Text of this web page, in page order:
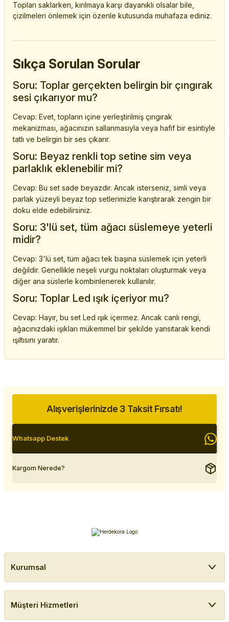
Topları saklarken, kırılmaya karşı dayanıklı olsalar bile,
çizilmeleri önlemek için özenle kutusunda muhafaza ediniz.
Sıkça Sorulan Sorular
Soru: Toplar gerçekten belirgin bir çıngırak
sesi çıkarıyor mu?
Cevap: Evet, topların içine yerleştirilmiş çıngırak
mekanizması, ağacınızın sallanmasıyla veya hafif bir esintiyle
tatlı ve belirgin bir ses çıkarır.
Soru: Beyaz renkli top setine sim veya
parlaklık eklenebilir mi?
Cevap: Bu set sade beyazdır. Ancak isterseniz, simli veya
parlak yüzeyli beyaz top setlerimizle karıştırarak zengin bir
doku elde edebilirsiniz.
Soru: 3'lü set, tüm ağacı süslemeye yeterli
midir?
Cevap: 3'lü set, tüm ağacı tek başına süslemek için yeterli
değildir. Genellikle neşeli vurgu noktaları oluşturmak veya
diğer ana süslerle kombinlenerek kullanılır.
Soru: Toplar Led ışık içeriyor mu?
Cevap: Hayır, bu set Led ışık içermez. Ancak canlı rengi,
ağacınızdaki ışıkları mükemmel bir şekilde yansıtarak kendi
ışıltısını yaratır.
Alışverişlerinizde 3 Taksit Fırsatı!
Whatsapp Destek
Kargom Nerede?
Kurumsal
Müşteri Hizmetleri